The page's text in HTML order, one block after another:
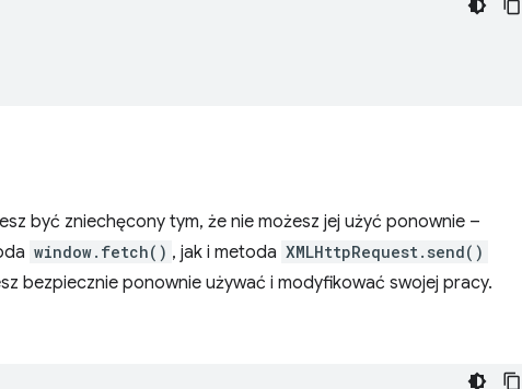
być zniechęcony tym, że nie możesz jej użyć ponownie –
window.fetch() , jak i metoda XMLHttpRequest.send()
bezpiecznie ponownie używać i modyfikować swojej pracy.